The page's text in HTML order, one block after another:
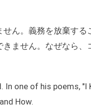
ん。義務を放棄する
ません。なぜなら、
one of his poems, "I
How.